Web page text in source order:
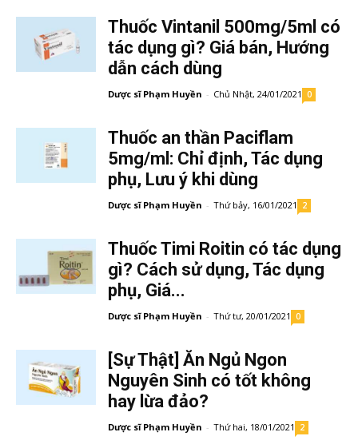
Thuốc Vintanil 500mg/5ml có
tác dụng gì? Giá bán, Hướng
dẫn cách dùng
Dược sĩ Phạm Huyền - Chủ Nhật, 24/01/2021 0
Thuốc an thần Paciflam
5mg/ml: Chỉ định, Tác dụng
phụ, Lưu ý khi dùng
Dược sĩ Phạm Huyền - Thứ bảy, 16/01/2021 2
Thuốc Timi Roitin có tác dụng
gì? Cách sử dụng, Tác dụng
phụ, Giá...
Dược sĩ Phạm Huyền - Thứ tư, 20/01/2021 0
[Sự Thật] Ăn Ngủ Ngon
Nguyên Sinh có tốt không
hay lừa đảo?
Dược sĩ Phạm Huyền - Thứ hai, 18/01/2021 2